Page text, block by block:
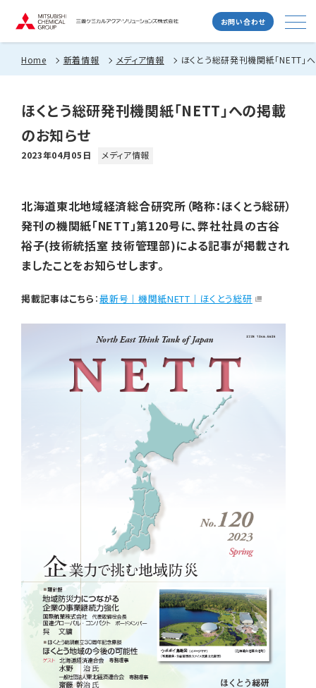
お問い合わせ
Home 新着情報 メディア情報 ほくとう総研発刊機関紙「NETT」
ほくとう総研発刊機関紙「NETT」への掲載
のお知らせ
2023年04月05日 メディア情報
北海道東北地域経済総合研究所（略称：ほくとう総研）
発刊の機関紙「NETT」第120号に、弊社社員の古谷
裕子(技術統括室 技術管理部)による記事が掲載され
ましたことをお知らせします。
掲載記事はこちら ：最新号｜機関紙NETT｜ほくとう総研